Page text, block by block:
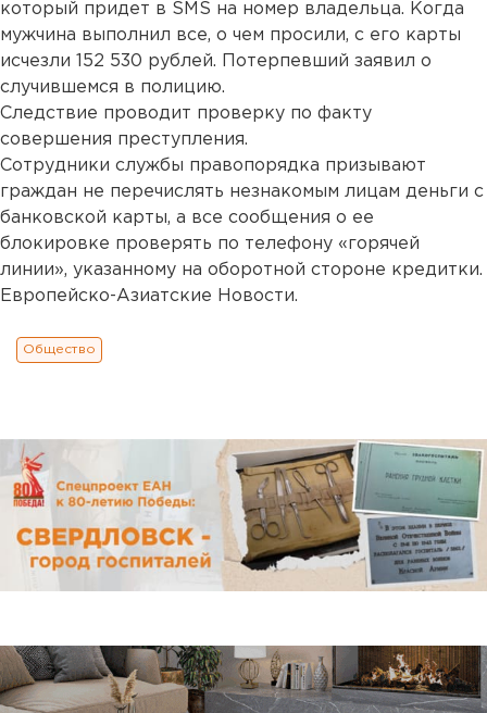
который придет в SMS на номер владельца. Когда
мужчина выполнил все, о чем просили, с его карты
исчезли 152 530 рублей. Потерпевший заявил о
случившемся в полицию.
Следствие проводит проверку по факту
совершения преступления.
Сотрудники службы правопорядка призывают
граждан не перечислять незнакомым лицам деньги с
банковской карты, а все сообщения о ее
блокировке проверять по телефону «горячей
линии», указанному на оборотной стороне кредитки.
Европейско-Азиатские Новости.
Общество